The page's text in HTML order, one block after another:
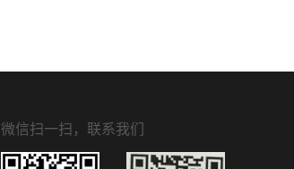
微信扫一扫，联系我们